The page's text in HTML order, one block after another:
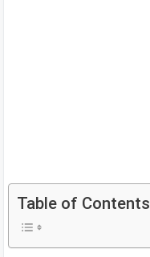
Table of Contents